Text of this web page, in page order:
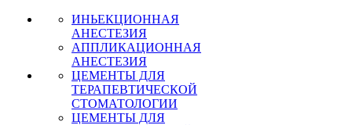
ИНЬЕКЦИОННАЯ
АНЕСТЕЗИЯ
АППЛИКАЦИОННАЯ
АНЕСТЕЗИЯ
ЦЕМЕНТЫ ДЛЯ
ТЕРАПЕВТИЧЕСКОЙ
СТОМАТОЛОГИИ
ЦЕМЕНТЫ ДЛЯ